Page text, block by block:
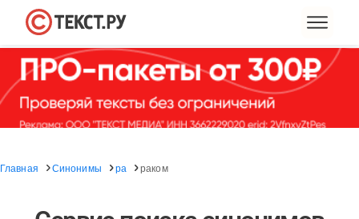
Главная Синонимы ра раком